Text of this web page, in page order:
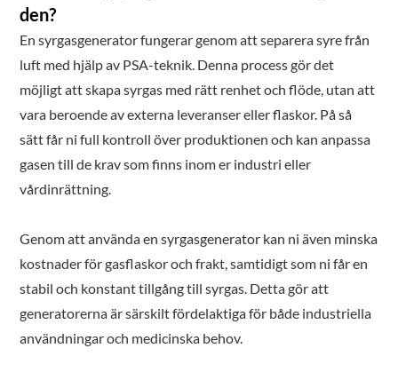
den?
En syrgasgenerator fungerar genom att separera syre från
luft med hjälp av PSA-teknik. Denna process gör det
möjligt att skapa syrgas med rätt renhet och flöde, utan att
vara beroende av externa leveranser eller flaskor. På så
sätt får ni full kontroll över produktionen och kan anpassa
gasen till de krav som finns inom er industri eller
vårdinrättning.
Genom att använda en syrgasgenerator kan ni även minska
kostnader för gasflaskor och frakt, samtidigt som ni får en
stabil och konstant tillgång till syrgas. Detta gör att
generatorerna är särskilt fördelaktiga för både industriella
användningar och medicinska behov.